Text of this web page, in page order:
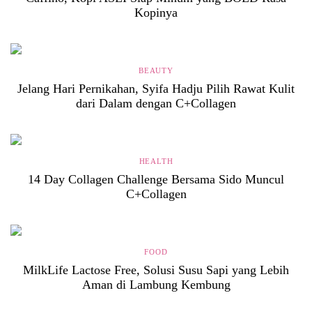
Kopinya
BEAUTY
Jelang Hari Pernikahan, Syifa Hadju Pilih Rawat Kulit
dari Dalam dengan C+Collagen
HEALTH
14 Day Collagen Challenge Bersama Sido Muncul
C+Collagen
FOOD
MilkLife Lactose Free, Solusi Susu Sapi yang Lebih
Aman di Lambung Kembung